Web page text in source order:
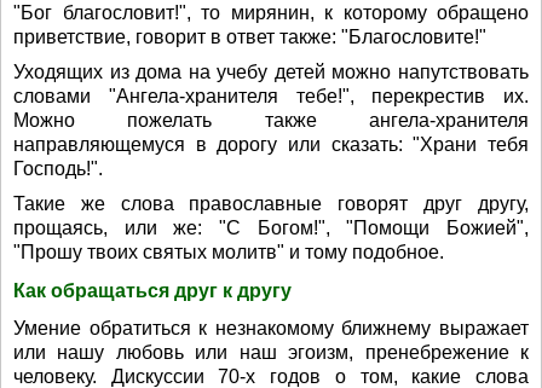
"Бог благословит!", то мирянин, к которому обращено
приветствие, говорит в ответ также: "Благословите!"
Уходящих из дома на учебу детей можно напутствовать
словами "Ангела-хранителя тебе!", перекрестив их.
Можно пожелать также ангела-хранителя
направляющемуся в дорогу или сказать: "Храни тебя
Господь!".
Такие же слова православные говорят друг другу,
прощаясь, или же: "С Богом!", "Помощи Божией",
"Прошу твоих святых молитв" и тому подобное.
Как обращаться друг к другу
Умение обратиться к незнакомому ближнему выражает
или нашу любовь или наш эгоизм, пренебрежение к
человеку. Дискуссии 70-х годов о том, какие слова